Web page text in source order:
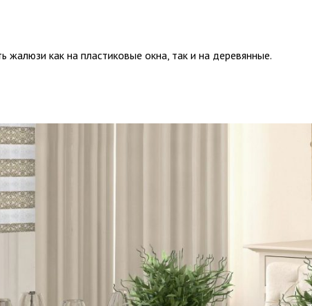
жалюзи как на пластиковые окна, так и на деревянные.